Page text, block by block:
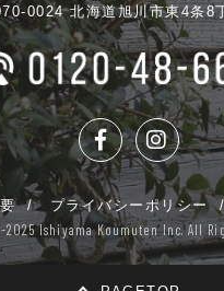
0024 北海道旭川市東4条8
プライバシーポリシー
Ishiyama Koumuten Inc. All